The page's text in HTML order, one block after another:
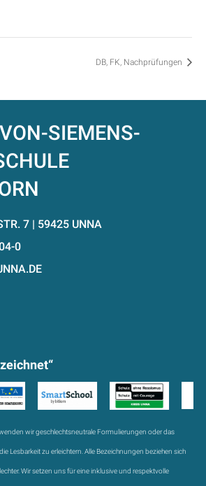
DB, FK, Nachprüfungen
SIEMENS-
7 | 59425 UNNA
0
wir geschlechtsneutrale Formulierungen oder das
Lesbarkeit zu erleichtern. Alle Bezeichnungen beziehen sich
Wir setzen uns für eine inklusive und respektvolle